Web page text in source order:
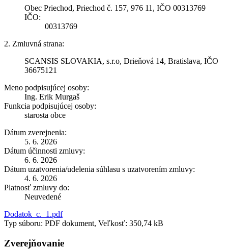
Obec Priechod, Priechod č. 157, 976 11, IČO 00313769
IČO:
00313769
2. Zmluvná strana:
SCANSIS SLOVAKIA, s.r.o, Drieňová 14, Bratislava, IČO
36675121
Meno podpisujúcej osoby:
Ing. Erik Murgaš
Funkcia podpisujúcej osoby:
starosta obce
Dátum zverejnenia:
5. 6. 2026
Dátum účinnosti zmluvy:
6. 6. 2026
Dátum uzatvorenia/udelenia súhlasu s uzatvorením zmluvy:
4. 6. 2026
Platnosť zmluvy do:
Neuvedené
Dodatok_c._1.pdf
Typ súboru: PDF dokument, Veľkosť: 350,74 kB
Zverejňovanie